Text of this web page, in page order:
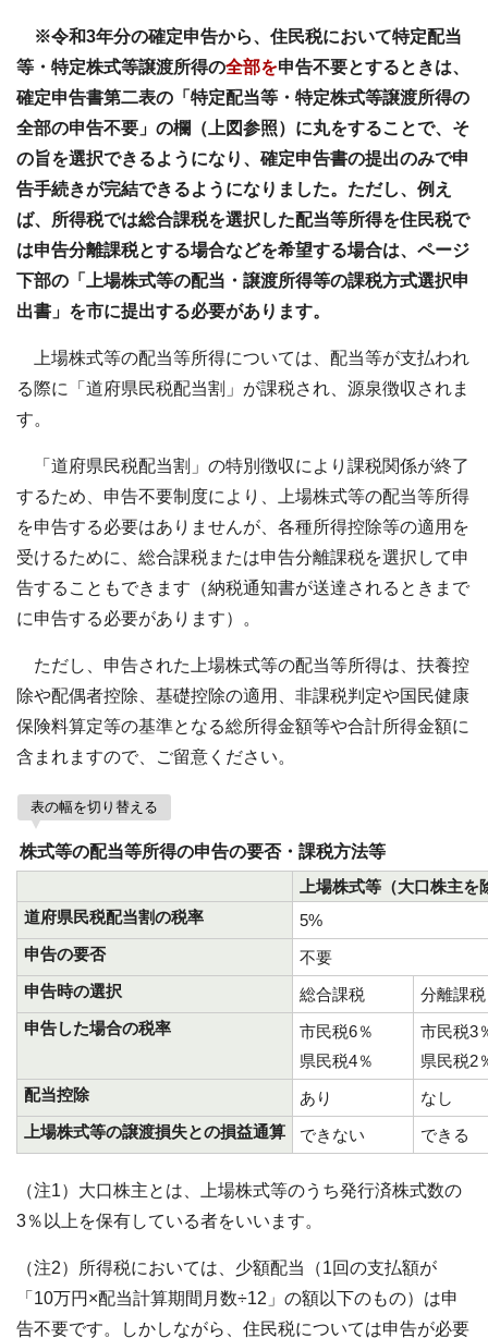
※令和3年分の確定申告から、住民税において特定配当
等・特定株式等譲渡所得の全部を申告不要とするときは、
確定申告書第二表の「特定配当等・特定株式等譲渡所得の
全部の申告不要」の欄（上図参照）に丸をすることで、そ
の旨を選択できるようになり、確定申告書の提出のみで申
告手続きが完結できるようになりました。ただし、例え
ば、所得税では総合課税を選択した配当等所得を住民税で
は申告分離課税とする場合などを希望する場合は、ページ
下部の「上場株式等の配当・譲渡所得等の課税方式選択申
出書」を市に提出する必要があります。
上場株式等の配当等所得については、配当等が支払われ
る際に「道府県民税配当割」が課税され、源泉徴収されま
す。
「道府県民税配当割」の特別徴収により課税関係が終了
するため、申告不要制度により、上場株式等の配当等所得
を申告する必要はありませんが、各種所得控除等の適用を
受けるために、総合課税または申告分離課税を選択して申
告することもできます（納税通知書が送達されるときまで
に申告する必要があります）。
ただし、申告された上場株式等の配当等所得は、扶養控
除や配偶者控除、基礎控除の適用、非課税判定や国民健康
保険料算定等の基準となる総所得金額等や合計所得金額に
含まれますので、ご留意ください。
表の幅を切り替える
株式等の配当等所得の申告の要否・課税方法等
上場株式等（大口株主を
道府県民税配当割の税率
5%
申告の要否
不要
申告時の選択
総合課税
分離課税
申告した場合の税率
市民税6％
県民税4％
市民税3
県民税2
配当控除
あり
なし
上場株式等の譲渡損失との損益通算
できない できる
（注1）大口株主とは、上場株式等のうち発行済株式数の
3％以上を保有している者をいいます。
（注2）所得税においては、少額配当（1回の支払額が
「10万円×配当計算期間月数÷12」の額以下のもの）は申
告不要です。しかしながら、住民税については申告が必要